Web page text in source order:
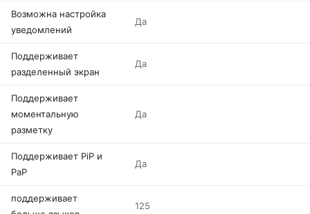
Возможна настройка
уведомлений
Да
Поддерживает
разделенный экран
Да
Поддерживает
моментальную
разметку
Да
Поддерживает PiP и
PaP
Да
поддерживает
125